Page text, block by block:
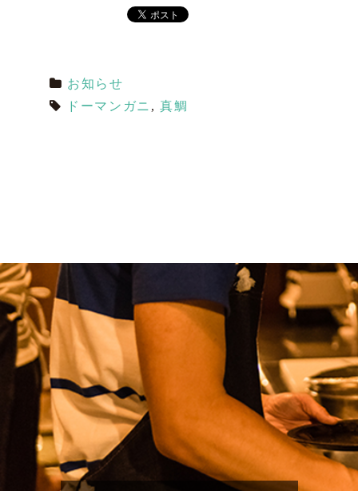
お知らせ
ドーマンガニ ,真鯛